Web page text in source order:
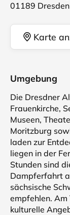
01189 Dresden
Karte
Umgebung
Die Dresdner
Frauenkirche,
Museen,
Moritzburg
laden zur
liegen in der
Stunden sind
Dampferfahrt
sächsische
empfehlen.
kulturelle